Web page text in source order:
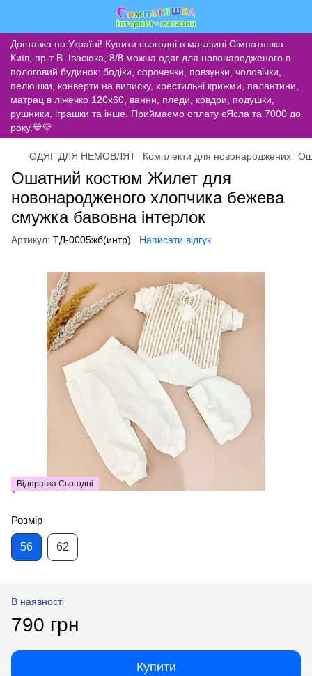
Доставка по Україні! Купити сьогодні в магазині Сімпатяшка
Київ, пр-т В. Івасюка, 8/8 можна одяг для новонародженого в
пологовий будинок: бодіки, сорочечки, повзунки, чоловічки,
пелюшки, конверти на виписку, хрестильні крижми, палантини,
матрац в ліжечко 120х60, ванни, пледи, ковдри, подушки,
рушники, іграшки та інше. Приймаємо оплату єЯсла та 7000 до
року.💙💛
ОДЯГ ДЛЯ НЕМОВЛЯТ Комплекти для новонароджених
Ошатний костюм Жилет для
новонародженого хлопчика бежева
смужка бавовна інтерлок
Артикул: ТД-0005жб(интр) Написати відгук
Відправка Сьогодні
Розмір
56 62
В наявності
790 грн
Купити